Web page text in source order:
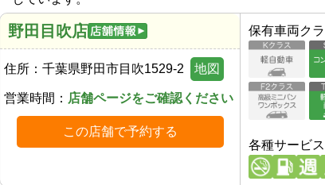
野田目吹店
住所： 千葉県野田市目吹1529-2 地図
営業時間： 店舗ページをご確認ください
この店舗で予約する
保有車両ク
各種サービス